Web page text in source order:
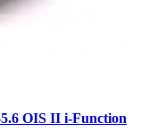
OIS II i-Function